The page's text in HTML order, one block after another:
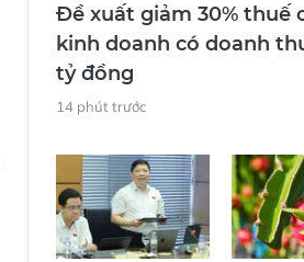
Đề xuất giảm 30% thuế
kinh doanh có doanh
tỷ đồng
14 phút trước